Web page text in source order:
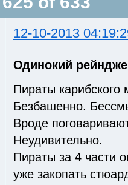
12-10-2013
Одинокий
Пираты
Безбашенно.
Вроде
Неудивительно.
Пираты за 4 части
уже закопать